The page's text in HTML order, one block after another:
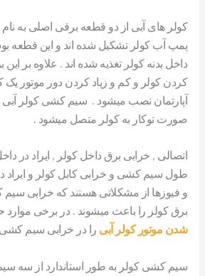
کولر های آبی از دو قطعه برقی اصلی به نام
پمپ آب کولر تشکیل شده اند و این قطعه
داخل بدنه کولر تغذیه شده اند . علاوه بر
کردن کولر و کم و زیاد کردن دور موتور یک
آپارتمان نصب میشود . سیم کشی کولر آبی
صورت توکار به کولر متصل میشود .
اتصالی , خرابی برق داخل کولر , ایراد در
طول سیم کشی و خرابی کابل کولر و
و فیوزها از مشکلاتی هستند که خرابی سیم
برق کولر را باعث میشوند . در برخی موارد
شدن موتور کولر آبی را در خرابی سیم